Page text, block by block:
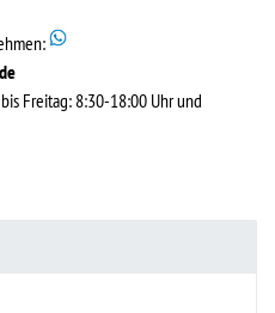
Freitag: 8:30-18:00 Uhr und